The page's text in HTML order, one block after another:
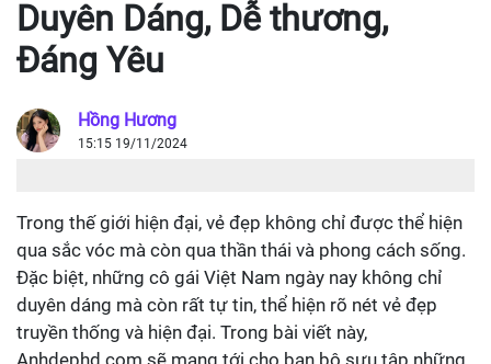
Duyên Dáng, Dễ thương,
Đáng Yêu
Hồng Hương
15:15 19/11/2024
Trong thế giới hiện đại, vẻ đẹp không chỉ được thể hiện
qua sắc vóc mà còn qua thần thái và phong cách sống.
Đặc biệt, những cô gái Việt Nam ngày nay không chỉ
duyên dáng mà còn rất tự tin, thể hiện rõ nét vẻ đẹp
truyền thống và hiện đại. Trong bài viết này,
Anhdephd.com sẽ mang tới cho bạn bộ sưu tập những